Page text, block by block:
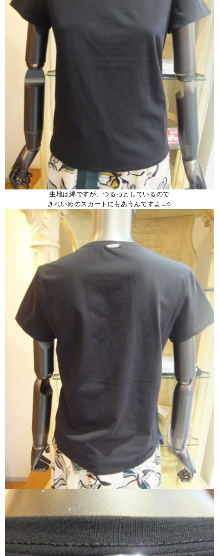
生地は綿ですが、つるっとしているので
きれいめのスカートにもあうんですよ